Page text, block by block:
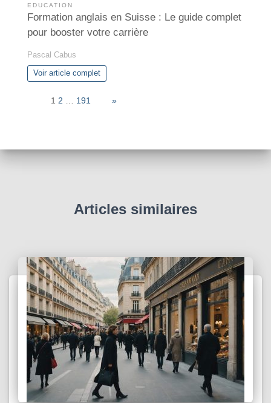
EDUCATION
Formation anglais en Suisse : Le guide complet
pour booster votre carrière
Pascal Cabus
Voir article complet
1 2 191 »
Articles similaires